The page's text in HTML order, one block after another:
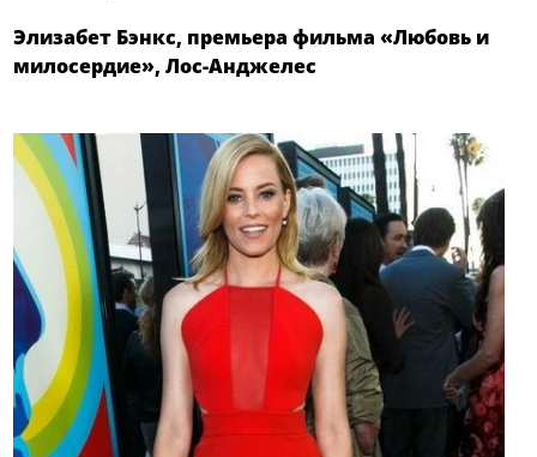
Элизабет Бэнкс, премьера фильма «Любовь и
милосердие», Лос-Анджелес